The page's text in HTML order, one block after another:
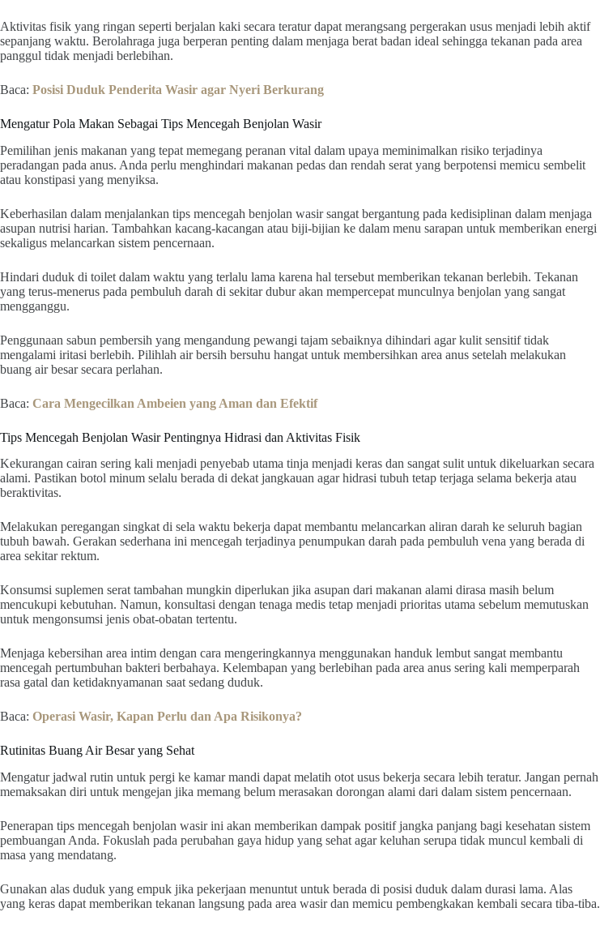
Aktivitas fisik yang ringan seperti berjalan kaki secara teratur dapat merangsang pergerakan usus menjadi lebih aktif
sepanjang waktu. Berolahraga juga berperan penting dalam menjaga berat badan ideal sehingga tekanan pada area
panggul tidak menjadi berlebihan.
Baca: Posisi Duduk Penderita Wasir agar Nyeri Berkurang
Mengatur Pola Makan Sebagai Tips Mencegah Benjolan Wasir
Pemilihan jenis makanan yang tepat memegang peranan vital dalam upaya meminimalkan risiko terjadinya
peradangan pada anus. Anda perlu menghindari makanan pedas dan rendah serat yang berpotensi memicu sembelit
atau konstipasi yang menyiksa.
Keberhasilan dalam menjalankan tips mencegah benjolan wasir sangat bergantung pada kedisiplinan dalam menjaga
asupan nutrisi harian. Tambahkan kacang-kacangan atau biji-bijian ke dalam menu sarapan untuk memberikan energi
sekaligus melancarkan sistem pencernaan.
Hindari duduk di toilet dalam waktu yang terlalu lama karena hal tersebut memberikan tekanan berlebih. Tekanan
yang terus-menerus pada pembuluh darah di sekitar dubur akan mempercepat munculnya benjolan yang sangat
mengganggu.
Penggunaan sabun pembersih yang mengandung pewangi tajam sebaiknya dihindari agar kulit sensitif tidak
mengalami iritasi berlebih. Pilihlah air bersih bersuhu hangat untuk membersihkan area anus setelah melakukan
buang air besar secara perlahan.
Baca: Cara Mengecilkan Ambeien yang Aman dan Efektif
Tips Mencegah Benjolan Wasir Pentingnya Hidrasi dan Aktivitas Fisik
Kekurangan cairan sering kali menjadi penyebab utama tinja menjadi keras dan sangat sulit untuk dikeluarkan secara
alami. Pastikan botol minum selalu berada di dekat jangkauan agar hidrasi tubuh tetap terjaga selama bekerja atau
beraktivitas.
Melakukan peregangan singkat di sela waktu bekerja dapat membantu melancarkan aliran darah ke seluruh bagian
tubuh bawah. Gerakan sederhana ini mencegah terjadinya penumpukan darah pada pembuluh vena yang berada di
area sekitar rektum.
Konsumsi suplemen serat tambahan mungkin diperlukan jika asupan dari makanan alami dirasa masih belum
mencukupi kebutuhan. Namun, konsultasi dengan tenaga medis tetap menjadi prioritas utama sebelum memutuskan
untuk mengonsumsi jenis obat-obatan tertentu.
Menjaga kebersihan area intim dengan cara mengeringkannya menggunakan handuk lembut sangat membantu
mencegah pertumbuhan bakteri berbahaya. Kelembapan yang berlebihan pada area anus sering kali memperparah
rasa gatal dan ketidaknyamanan saat sedang duduk.
Baca: Operasi Wasir, Kapan Perlu dan Apa Risikonya?
Rutinitas Buang Air Besar yang Sehat
Mengatur jadwal rutin untuk pergi ke kamar mandi dapat melatih otot usus bekerja secara lebih teratur. Jangan pernah
memaksakan diri untuk mengejan jika memang belum merasakan dorongan alami dari dalam sistem pencernaan.
Penerapan tips mencegah benjolan wasir ini akan memberikan dampak positif jangka panjang bagi kesehatan sistem
pembuangan Anda. Fokuslah pada perubahan gaya hidup yang sehat agar keluhan serupa tidak muncul kembali di
masa yang mendatang.
Gunakan alas duduk yang empuk jika pekerjaan menuntut untuk berada di posisi duduk dalam durasi lama. Alas
yang keras dapat memberikan tekanan langsung pada area wasir dan memicu pembengkakan kembali secara tiba-tiba.